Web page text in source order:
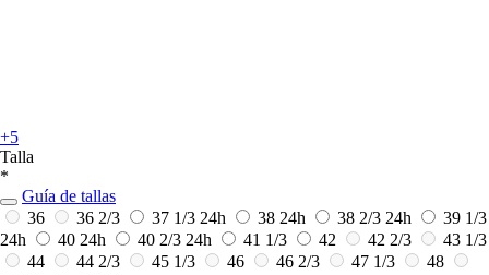
+5
Talla
*
Guía de tallas
36
36 2/3 37 1/3 24h 38 24h 38 2/3 24h
39 1/3
24h
40 24h 40 2/3 24h 41 1/3 42 42 2/3
43 1/3
44
44 2/3 45 1/3 46 46 2/3 47 1/3
48